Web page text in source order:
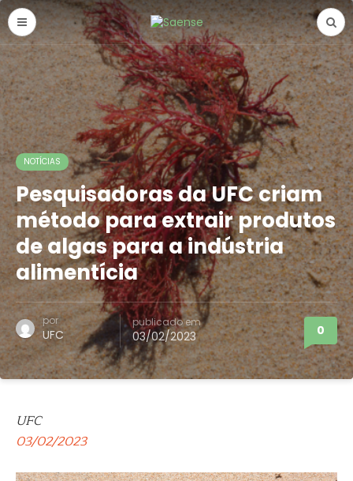
NOTÍCIAS
Pesquisadoras da UFC criam
método para extrair produtos
de algas para a indústria
alimentícia
por
UFC
publicado em
03/02/2023 0
UFC
03/02/2023